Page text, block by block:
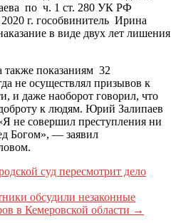
по ч. 1 ст. 280 УК РФ
г. гособвинитель Ирина
в виде двух лет лишения
также показаниям 32
не осуществлял призывов к
и даже наоборот говорил, что
к людям. Юрий Залипаев
не совершил преступления ни
Богом», — заявил
суд пересмотрит дело
обсудили незаконные
в Кемеровской области →